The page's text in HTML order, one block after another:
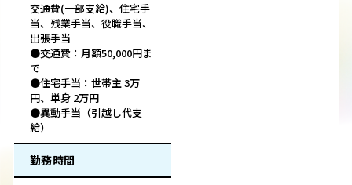
交通費(一部支給)、住宅手
当、残業手当、役職手当、
出張手当
●交通費：月額50,000円ま
で
●住宅手当：世帯主 3万
円、単身 2万円
●異動手当（引越し代支
給）
勤務時間